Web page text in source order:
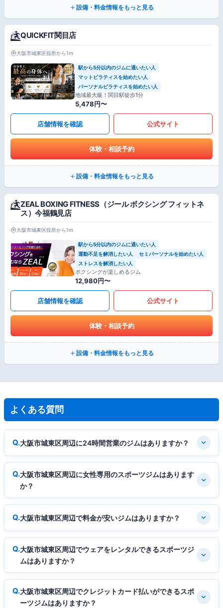
設備・料金情報をもっと見る
QUICKFIT関目店
大阪市城東区役所から1m
駅から5分以内のジムに通いたい人
マットピラティスを始めたい人
パーソナルピラティスを始めたい人
地域最大級！関目駅徒歩1分
5,478円〜
店舗情報を確認 公式サイト
体験・相談予約
設備・料金情報をもっと見る
ZEAL BOXING FITNESS（ジール ボクシング フィットネ
ス）今福鶴見店
大阪市城東区役所から1m
駅から5分以内のジムに通いたい人
運動不足を解消したい人
セミパーソナルを始めたい人
ストレスを解消したい人
ボクシングが楽しめるジム
12,980円〜
店舗情報を確認 公式サイト
体験・相談予約
設備・料金情報をもっと見る
よくある質問
大阪市城東区周辺に24時間営業のジムはありますか？
大阪市城東区周辺に女性専用のスポーツジムはあります
か？
大阪市城東区周辺で料金が安いジムはありますか？
大阪市城東区周辺でウェアをレンタルできるスポーツジ
ムはありますか？
大阪市城東区周辺でクレジットカード払いができるスポ
ーツジムはありますか？